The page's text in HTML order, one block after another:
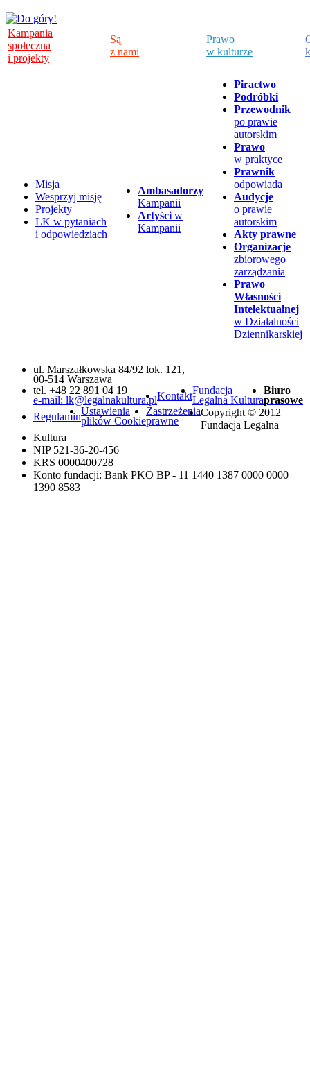
Kampania
społeczna
i projekty
Są
z nami
Prawo
w kulturze
Misja
Wesprzyj misję
Projekty
LK w pytaniach
i odpowiedziach
Ambasadorzy
Kampanii
Artyści w
Kampanii
Piractwo
Podróbki
Przewodnik
po prawie
autorskim
Prawo
w praktyce
Prawnik
odpowiada
Audycje
o prawie
autorskim
Akty prawne
Organizacje
zbiorowego
zarządzania
Prawo
Własności
Intelektualnej
w Działalności
Dziennikarskiej
ul. Marszałkowska 84/92 lok. 121,
00-514 Warszawa
tel. +48 22 891 04 19
e-mail: lk@legalnakultura.plKontaktFundacja
Legalna Kultura
Biuro
prasowe
RegulaminUstawienia
plików Cookie
Zastrzeżenia
prawne
Copyright © 2012
Fundacja Legalna
Kultura
NIP 521-36-20-456
KRS 0000400728
Konto fundacji: Bank PKO BP - 11 1440 1387 0000 0000
1390 8583